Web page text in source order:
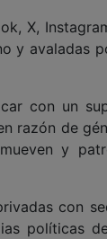
X,
y avaladas
con un
razón de
y
con
políticas